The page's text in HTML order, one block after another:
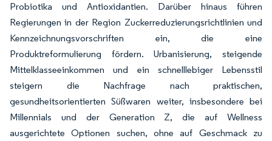
Probiotika und Antioxidantien. Darüber hinaus führen
Regierungen in der Region Zuckerreduzierungsrichtlinien und
Kennzeichnungsvorschriften ein, die eine
Produktreformulierung fördern. Urbanisierung, steigende
Mittelklasseeinkommen und ein schnelllebiger Lebensstil
steigern die Nachfrage nach praktischen,
gesundheitsorientierten Süßwaren weiter, insbesondere bei
Millennials und der Generation Z, die auf Wellness
ausgerichtete Optionen suchen, ohne auf Geschmack zu